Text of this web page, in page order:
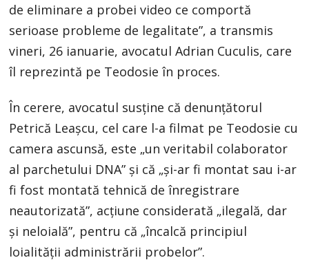
de eliminare a probei video ce comportă
serioase probleme de legalitate”, a transmis
vineri, 26 ianuarie, avocatul Adrian Cuculis, care
îl reprezintă pe Teodosie în proces.
În cerere, avocatul susține că denunțătorul
Petrică Leașcu, cel care l-a filmat pe Teodosie cu
camera ascunsă, este „un veritabil colaborator
al parchetului DNA” și că „și-ar fi montat sau i-ar
fi fost montată tehnică de înregistrare
neautorizată”, acțiune considerată „ilegală, dar
și neloială”, pentru că „încalcă principiul
loialității administrării probelor”.